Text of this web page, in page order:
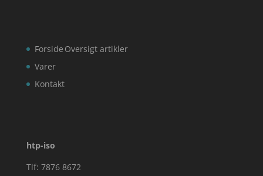
Forside
Varer
Kontakt
Oversigt artikler
htp-iso
Tlf: 7876 8672